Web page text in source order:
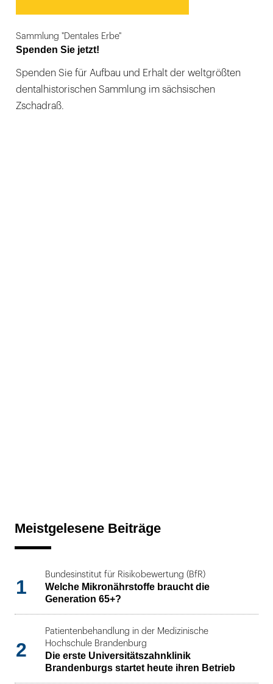
Sammlung "Dentales Erbe"
Spenden Sie jetzt!
Spenden Sie für Aufbau und Erhalt der weltgrößten
dentalhistorischen Sammlung im sächsischen
Zschadraß.
Meistgelesene Beiträge
1
Bundesinstitut für Risikobewertung (BfR)
Welche Mikronährstoffe braucht die
Generation 65+?
2
Patientenbehandlung in der Medizinische
Hochschule Brandenburg
Die erste Universitätszahnklinik
Brandenburgs startet heute ihren Betrieb